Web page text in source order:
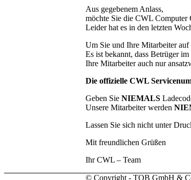
Aus gegebenem Anlass,
möchte Sie die CWL
Leider hat es in den letzten
Um Sie und Ihre Mitarbeiter auf
Es ist bekannt, dass Betrüger
Ihre Mitarbeiter auch nur
Die offizielle CWL
Geben Sie NIEMALS
Unsere Mitarbeiter werden
Lassen Sie sich nicht unter
Mit freundlichen Grüßen
Ihr CWL – Team
© Copyright - TOB GmbH &